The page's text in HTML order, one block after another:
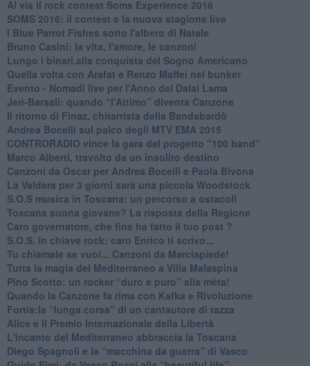
​Al via il rock contest Soms Experience 2016
​SOMS 2016: il contest e la nuova stagione live
I Blue Parrot Fishes sotto l'albero di Natale
Bruno Casini: la vita, l'amore, le canzoni
​Lungo i binari,alla conquista del Sogno Americano
​Quella volta con Arafat e Renzo Maffei nel bunker
​Evento - Nomadi live per l'Anno del Dalai Lama
Jerì-Barsali: quando “l'Attimo” diventa Canzone
Il ritorno di Finaz, chitarrista della Bandabardò
Andrea Bocelli sul palco degli MTV EMA 2015
CONTRORADIO vince la gara del progetto "100 band"
Marco Alberti, travolto da un insolito destino
Canzoni da Oscar per Andrea Bocelli e Paola Bivona
La Valdera per 3 giorni sarà una piccola Woodstock
S.O.S musica in Toscana: un percorso a ostacoli
​Toscana suona giovane? La risposta della Regione
Caro governatore, che fine ha fatto il tuo post ?
S.O.S. in chiave rock: caro Enrico ti scrivo...
Tu chiamale se vuoi... Canzoni da Marciapiede!
​Tutta la magia del Mediterraneo a Villa Malaspina
​Pino Scotto: un rocker “duro e puro” alla mèta!
​Quando la Canzone fa rima con Kafka e Rivoluzione
​Fortis:la “lunga corsa” di un cantautore di razza
Alice e il Premio Internazionale della Libertà
​L'incanto del Mediterraneo abbraccia la Toscana
​Diego Spagnoli e la “macchina da guerra” di Vasco